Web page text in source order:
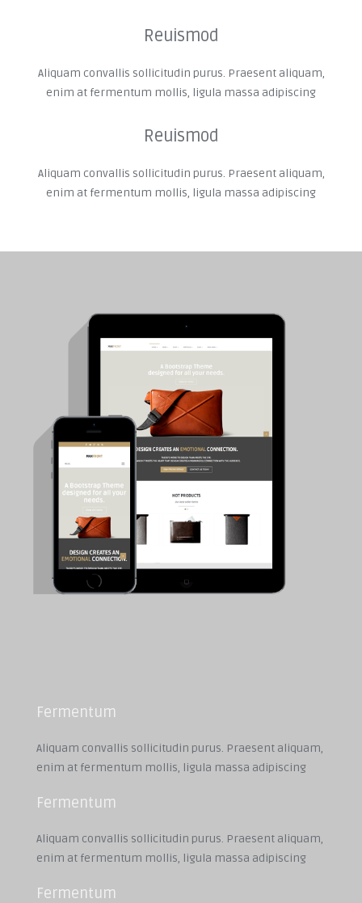
Reuismod
Aliquam convallis sollicitudin purus. Praesent aliquam,
enim at fermentum mollis, ligula massa adipiscing
Reuismod
Aliquam convallis sollicitudin purus. Praesent aliquam,
enim at fermentum mollis, ligula massa adipiscing
Fermentum
Aliquam convallis sollicitudin purus. Praesent aliquam,
enim at fermentum mollis, ligula massa adipiscing
Fermentum
Aliquam convallis sollicitudin purus. Praesent aliquam,
enim at fermentum mollis, ligula massa adipiscing
Fermentum